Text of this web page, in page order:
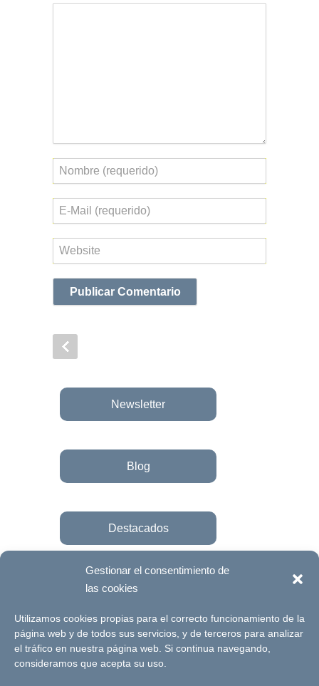
Gestionar el consentimiento de
las cookies
Utilizamos cookies propias para el correcto funcionamiento de la
página web y de todos sus servicios, y de terceros para analizar
el tráfico en nuestra página web. Si continua navegando,
consideramos que acepta su uso.
Nombre
Correo
electrónico
Web
Newsletter
Blog
Destacados
Únete a la fundación
© Futuro Singular Córdoba 2017. Web
desarrollada por